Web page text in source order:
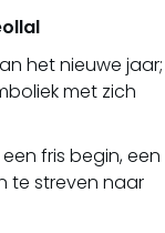
het nieuwe jaar;
met zich
fris begin, een
te streven naar